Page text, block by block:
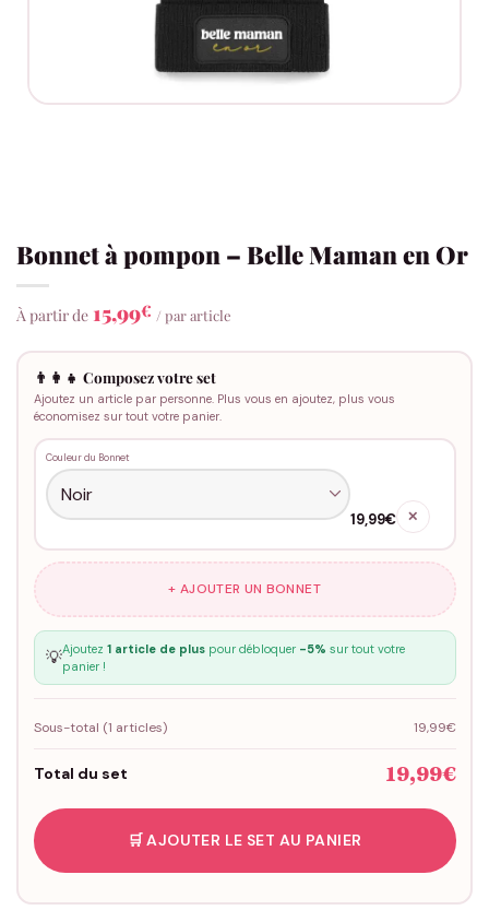
Bonnet à pompon – Belle Maman en Or
À partir de 15,99€ / par article
👨‍👩‍👧 Composez votre set
Ajoutez un article par personne. Plus vous en ajoutez, plus vous
économisez sur tout votre panier.
Couleur du Bonnet
19,99€ ✕
+ AJOUTER UN BONNET
💡Ajoutez 1 article de pluspour débloquer -5% sur tout votre
panier !
Sous-total (1 articles) 19,99€
Total du set 19,99€
🛒 AJOUTER LE SET AU PANIER